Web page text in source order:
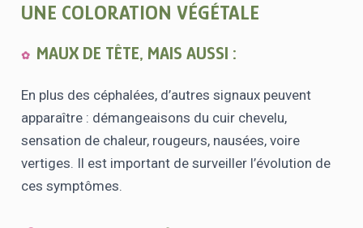
UNE COLORATION VÉGÉTALE
MAUX DE TÊTE, MAIS AUSSI :
En plus des céphalées, d’autres signaux peuvent
apparaître : démangeaisons du cuir chevelu,
sensation de chaleur, rougeurs, nausées, voire
vertiges. Il est important de surveiller l’évolution de
ces symptômes.